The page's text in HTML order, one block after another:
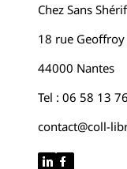
Chez Sans Shérif
18 rue
44000 Nantes
Tel : 06 58 13
contact@coll-